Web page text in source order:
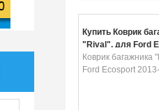
Купить Коврик
"Rival", для Ford
2013-
Коврик багажника
Ford Ecosport 2013-